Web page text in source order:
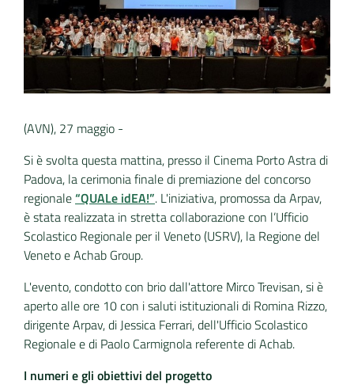
(AVN), 27 maggio -
Si è svolta questa mattina, presso il Cinema Porto Astra di
Padova, la cerimonia finale di premiazione del concorso
regionale“QUALe idEA!”. L'iniziativa, promossa da Arpav,
è stata realizzata in stretta collaborazione con l’Ufficio
Scolastico Regionale per il Veneto (USRV), la Regione del
Veneto e Achab Group.
L'evento, condotto con brio dall'attore Mirco Trevisan, si è
aperto alle ore 10 con i saluti istituzionali di Romina Rizzo,
dirigente Arpav, di Jessica Ferrari, dell'Ufficio Scolastico
Regionale e di Paolo Carmignola referente di Achab.
I numeri e gli obiettivi del progetto